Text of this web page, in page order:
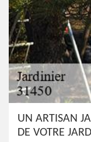
UN ARTISAN
DE VOTRE